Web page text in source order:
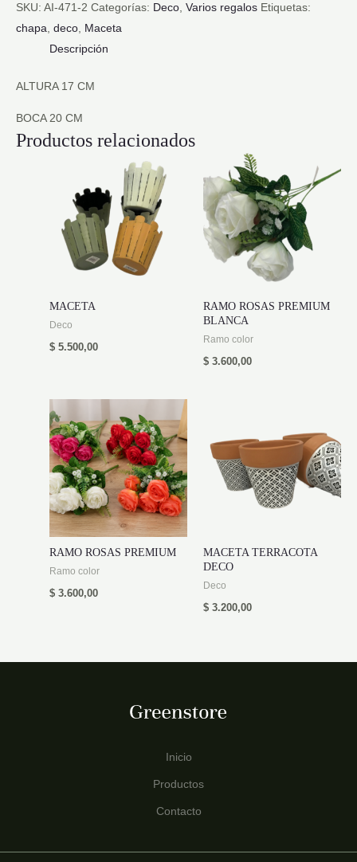
SKU: AI-471-2 Categorías: Deco Varios regalos Etiquetas:
chapa deco Maceta
Descripción
ALTURA 17 CM
BOCA 20 CM
Productos relacionados
MACETA
Deco
$ 5.500,00
RAMO ROSAS PREMIUM
BLANCA
Ramo color
$ 3.600,00
RAMO ROSAS PREMIUM
Ramo color
$ 3.600,00
MACETA TERRACOTA
DECO
Deco
$ 3.200,00
Inicio
Productos
Contacto